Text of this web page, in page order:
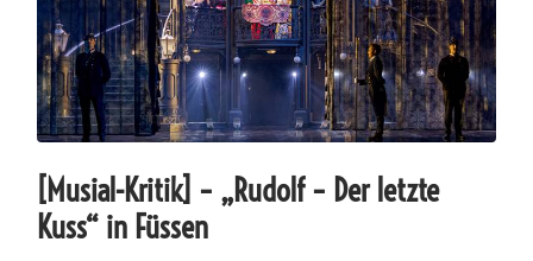
[Musial-Kritik] – „Rudolf – Der letzte
Kuss“ in Füssen